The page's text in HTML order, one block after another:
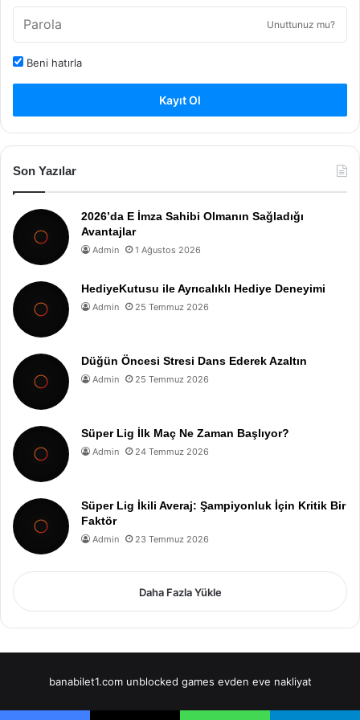
Unuttunuz mu?
Beni hatırla
Kayıt Ol
Son Yazılar
2026’da E İmza Sahibi Olmanın Sağladığı
Avantajlar
Admin 1 Ağustos 2026
HediyeKutusu ile Ayrıcalıklı Hediye Deneyimi
Admin 25 Temmuz 2026
Düğün Öncesi Stresi Dans Ederek Azaltın
Admin 25 Temmuz 2026
Süper Lig İlk Maç Ne Zaman Başlıyor?
Admin 24 Temmuz 2026
Süper Lig İkili Averaj: Şampiyonluk İçin Kritik Bir
Faktör
Admin 23 Temmuz 2026
Daha Fazla Yükle
banabilet1.com unblocked games evden eve nakliyat